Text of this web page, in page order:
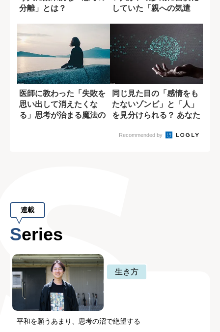
分離」とは？
していた「親への気遣
医師に教わった「失敗を
思い出して消えたくな
る」思考が治まる魔法の
同じ見た目の「感情をも
たないゾンビ」と「人」
を見分けられる？ あなた
Recommended by
連載
Series
生き方
平和を願うあまり、思考の沼で絶望する